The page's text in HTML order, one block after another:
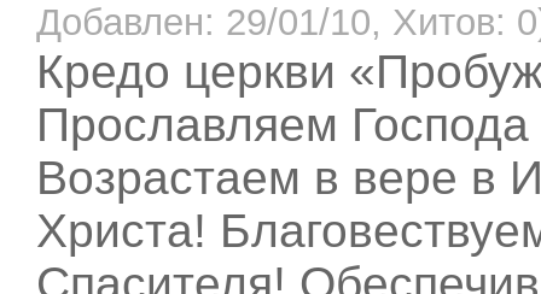
Добавлен: 29/01/10, Хитов:
Кредо церкви
Прославляем Господа
Возрастаем в вере в
Христа!